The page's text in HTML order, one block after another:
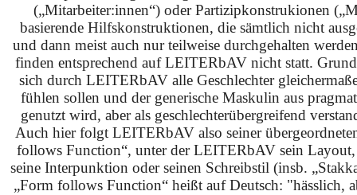
(„Mitarbeiter:innen“) oder Partizipkonstrukionen
basierende Hilfskonstruktionen, die sämtlich nicht
und dann meist auch nur teilweise durchgehalten
finden entsprechend auf LEITERbAV nicht statt.
sich durch LEITERbAV alle Geschlechter
fühlen sollen und der generische Maskulin aus
genutzt wird, aber als geschlechterübergreifend
Auch hier folgt LEITERbAV also seiner
follows Function“, unter der LEITERbAV sein Layout,
seine Interpunktion oder seinen Schreibstil (insb.
„Form follows Function“ heißt auf Deutsch: "hässlich,